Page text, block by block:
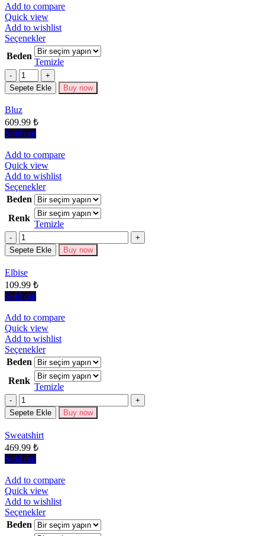
Add to compare
Quick view
Add to wishlist
SeçeneklerBu
ürünün
birden
fazla
varyasyonu
var.
Beden
Temizle
Miktar
Sepete Ekle Buy now
Bluz
609.99 ₺
Sold out
Add to compare
Quick view
Add to wishlist
SeçeneklerBu
ürünün
birden
fazla
varyasyonu
Seçenekler
Beden
Renk
Temizle
Miktar
Sepete Ekle Buy now
Elbise
109.99 ₺
Sold out
Add to compare
Quick view
Add to wishlist
SeçeneklerBu
ürünün
birden
fazla
varyasyonu
Seçenekler
Beden
Renk
Temizle
Miktar
Sepete Ekle Buy now
Sweatshirt
469.99 ₺
Sold out
Add to compare
Quick view
Add to wishlist
SeçeneklerBu
ürünün
birden
Beden